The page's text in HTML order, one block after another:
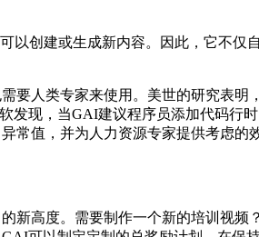
创建或生成新内容。因此，它不仅
要人类专家来使用。美世的研究表明
发现，当GAI建议程序员添加代码行时
常值，并为人力资源专家提供考虑的
新高度。需要制作一个新的培训视频